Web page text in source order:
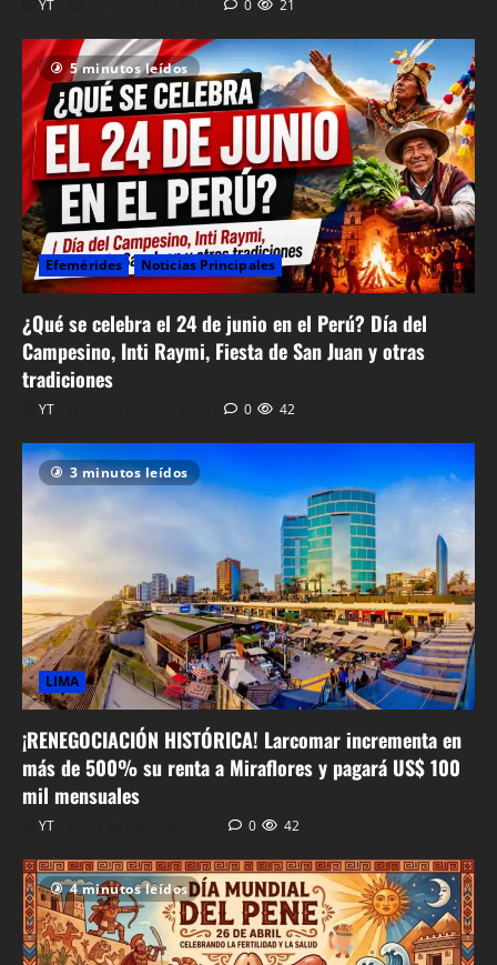
YT 0 21
5 minutos leídos
Efemérides Noticias Principales
¿Qué se celebra el 24 de junio en el Perú? Día del
Campesino, Inti Raymi, Fiesta de San Juan y otras
tradiciones
YT 0 42
3 minutos leídos
LIMA
¡RENEGOCIACIÓN HISTÓRICA! Larcomar incrementa en
más de 500% su renta a Miraflores y pagará US$ 100
mil mensuales
YT 0 42
4 minutos leídos